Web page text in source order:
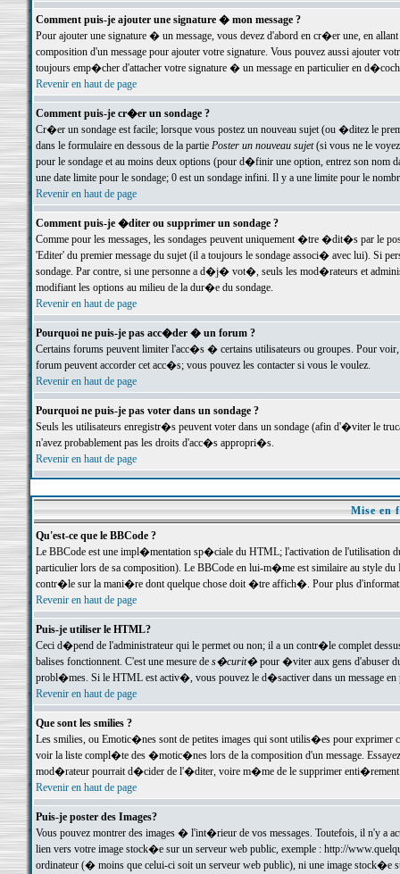
Comment puis-je ajouter une signature � mon message ?
Pour ajouter une signature � un message, vous devez d'abord en cr�er une, en
composition d'un message pour ajouter votre signature. Vous pouvez aussi ajouter
toujours emp�cher d'attacher votre signature � un message en particulier en
Revenir en haut de page
Comment puis-je cr�er un sondage ?
Cr�er un sondage est facile; lorsque vous postez un nouveau sujet (ou �ditez le
dans le formulaire en dessous de la partie Poster un nouveau sujet(si vous ne le voyez
pour le sondage et au moins deux options (pour d�finir une option, entrez son nom
une date limite pour le sondage; 0 est un sondage infini. Il y a une limite pour le
Revenir en haut de page
Comment puis-je �diter ou supprimer un sondage ?
Comme pour les messages, les sondages peuvent uniquement �tre �dit�s par le
'Editer' du premier message du sujet (il a toujours le sondage associ� avec lui). Si
sondage. Par contre, si une personne a d�j� vot�, seuls les mod�rateurs et
modifiant les options au milieu de la dur�e du sondage.
Revenir en haut de page
Pourquoi ne puis-je pas acc�der � un forum ?
Certains forums peuvent limiter l'acc�s � certains utilisateurs ou groupes. Pour
forum peuvent accorder cet acc�s; vous pouvez les contacter si vous le voulez.
Revenir en haut de page
Pourquoi ne puis-je pas voter dans un sondage ?
Seuls les utilisateurs enregistr�s peuvent voter dans un sondage (afin d'�viter le
n'avez probablement pas les droits d'acc�s appropri�s.
Revenir en haut de page
Mise en
Qu'est-ce que le BBCode ?
Le BBCode est une impl�mentation sp�ciale du HTML; l'activation de l'utilisation
particulier lors de sa composition). Le BBCode en lui-m�me est similaire au style
contr�le sur la mani�re dont quelque chose doit �tre affich�. Pour plus
Revenir en haut de page
Puis-je utiliser le HTML?
Ceci d�pend de l'administrateur qui le permet ou non; il a un contr�le complet
balises fonctionnent. C'est une mesure de s�curit�pour �viter aux gens d'abuser
probl�mes. Si le HTML est activ�, vous pouvez le d�sactiver dans un message en
Revenir en haut de page
Que sont les smilies ?
Les smilies, ou Emotic�nes sont de petites images qui sont utilis�es pour exprimer
voir la liste compl�te des �motic�nes lors de la composition d'un message.
mod�rateur pourrait d�cider de l'�diter, voire m�me de le supprimer
Revenir en haut de page
Puis-je poster des Images?
Vous pouvez montrer des images � l'int�rieur de vos messages. Toutefois, il n'y a
lien vers votre image stock�e sur un serveur web public, exemple : http://
ordinateur (� moins que celui-ci soit un serveur web public), ni une image stock�e